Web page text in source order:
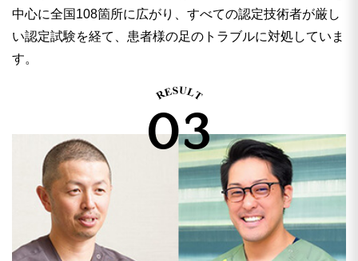
中心に全国108箇所に広がり、すべての認定技術者が厳し
い認定試験を経て、患者様の足のトラブルに対処していま
す。
03